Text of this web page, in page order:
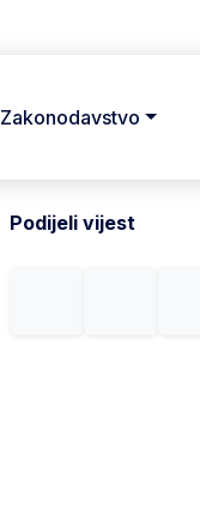
Zakonodavstvo
Podijeli vijest